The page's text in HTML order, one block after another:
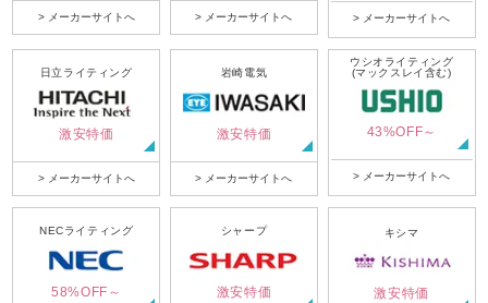
> メーカーサイトへ > メーカーサイトへ > メーカーサイトへ
日立ライティング
激安特価
> メーカーサイトへ
岩崎電気
激安特価
> メーカーサイトへ
ウシオライティング
(マックスレイ含む)
43%OFF～
> メーカーサイトへ
NECライティング
58%OFF～
シャープ
激安特価
キシマ
激安特価